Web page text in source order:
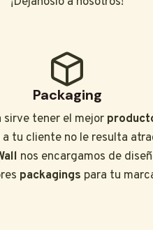
Packaging
sirve tener el mejor
a tu cliente no le resulta
nos encargamos de
packagings para tu